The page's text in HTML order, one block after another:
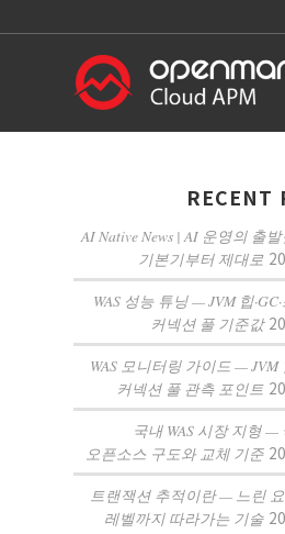
RECENT
AI Native News | AI 운영의 출
기본기부터 제대로
WAS 성능 튜닝 — JVM 힙
커넥션 풀 기준값
WAS 모니터링 가이드 — JVM
커넥션 풀 관측 포인트
국내 WAS 시장 지형 —
오픈소스 구도와 교체 기준
트랜잭션 추적이란 — 느린
레벨까지 따라가는 기술